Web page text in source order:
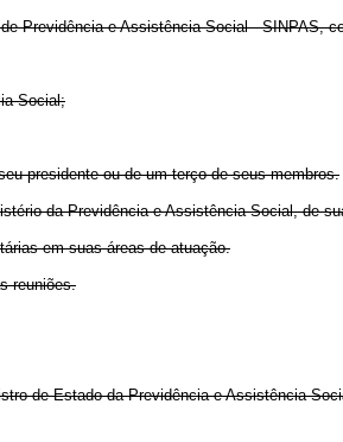
Previdência e Assistência Social - SINPAS,
Social;
presidente ou de um terço de seus membros.
da Previdência e Assistência Social, de
em suas áreas de atuação.
reuniões.
de Estado da Previdência e Assistência